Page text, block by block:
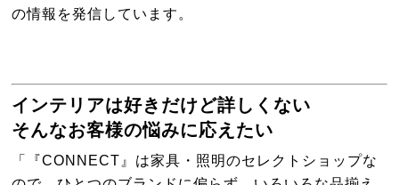
の情報を発信しています。
インテリアは好きだけど詳しくない
そんなお客様の悩みに応えたい
「『CONNECT』は家具・照明のセレクトショップな